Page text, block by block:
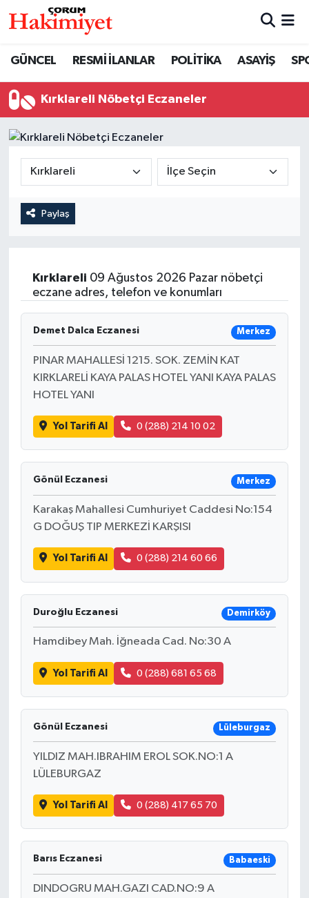
GÜNCEL RESMİ İLANLAR POLİTİKA ASAYİŞ
Kırklareli Nöbetçi Eczaneler
Paylaş
Kırklareli 09 Ağustos 2026 Pazar nöbetçi
eczane adres, telefon ve konumları
Demet Dalca Eczanesi Merkez
PINAR MAHALLESİ 1215. SOK. ZEMİN KAT
KIRKLARELİ KAYA PALAS HOTEL YANI KAYA PALAS
HOTEL YANI
Yol Tarifi Al 0 (288) 214 10 02
Gönül Eczanesi Merkez
Karakaş Mahallesi Cumhuriyet Caddesi No:154
G DOĞUŞ TIP MERKEZİ KARŞISI
Yol Tarifi Al 0 (288) 214 60 66
Duroğlu Eczanesi Demirköy
Hamdibey Mah. İğneada Cad. No:30 A
Yol Tarifi Al 0 (288) 681 65 68
Gönül Eczanesi Lüleburgaz
YILDIZ MAH.IBRAHIM EROL SOK.NO:1 A
LÜLEBURGAZ
Yol Tarifi Al 0 (288) 417 65 70
Barıs Eczanesi Babaeski
DINDOGRU MAH.GAZI CAD.NO:9 A
ASAYİŞ
GÜNCEL
EĞİTİM
İLÇELER
OTOPARK
Nöbetçi Eczaneler
Trafik Durumu
Tüm Manşetler
Haber Arşivi